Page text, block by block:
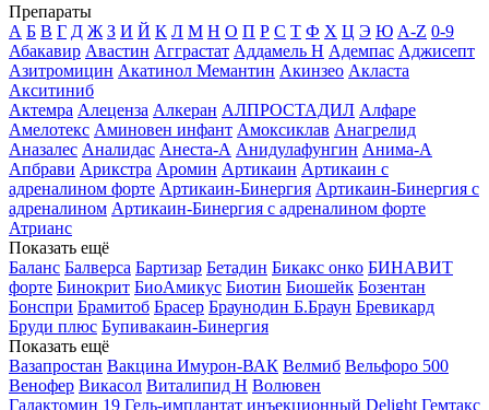
Препараты
А Б В Г Д Ж З И Й К Л М Н О П Р С Т Ф Х Ц Э Ю A-Z 0-9
Абакавир Авастин Агграстат Аддамель Н Адемпас Аджисепт
Азитромицин Акатинол Мемантин Акинзео Акласта
Акситиниб
Актемра Алеценза Алкеран АЛПРОСТАДИЛ Алфаре
Амелотекс Аминовен инфант Амоксиклав Анагрелид
Аназалес Аналидас Анеста-А Анидулафунгин Анима-А
Апбрави Арикстра Аромин Артикаин Артикаин с
адреналином форте Артикаин-Бинергия Артикаин-Бинергия с
адреналином Артикаин-Бинергия с адреналином форте
Атрианс
Показать ещё
Баланс Балверса Бартизар Бетадин Бикакс онко БИНАВИТ
форте Бинокрит БиоАмикус Биотин Биошейк Бозентан
Бонспри Брамитоб Брасер Браунодин Б.Браун Бревикард
Бруди плюс Бупивакаин-Бинергия
Показать ещё
Вазапростан Вакцина Имурон-ВАК Велмиб Вельфоро 500
Венофер Викасол Виталипид Н Волювен
Галактомин 19 Гель-имплантат инъекционный Delight Гемтакс